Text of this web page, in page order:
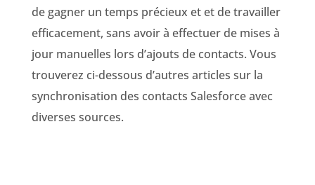
de gagner un temps précieux et et de travailler
efficacement, sans avoir à effectuer de mises à
jour manuelles lors d’ajouts de contacts. Vous
trouverez ci-dessous d’autres articles sur la
synchronisation des contacts Salesforce avec
diverses sources.